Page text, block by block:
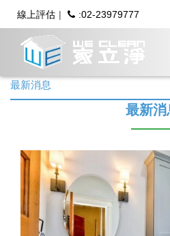
線上評估 :02-23979777
最新消息
最新消